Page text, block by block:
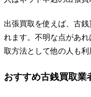
出張買取を使えば、古
れます。不明な点があ
取方法として他の人も
おすすめ古銭買取業